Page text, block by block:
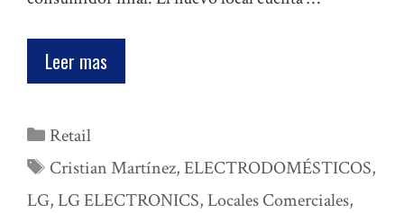
Leer mas
Categorías
Retail
Etiquetas
Cristian Martínez,ELECTRODOMÉSTICOS,
LG,LG ELECTRONICS,Locales Comerciales,